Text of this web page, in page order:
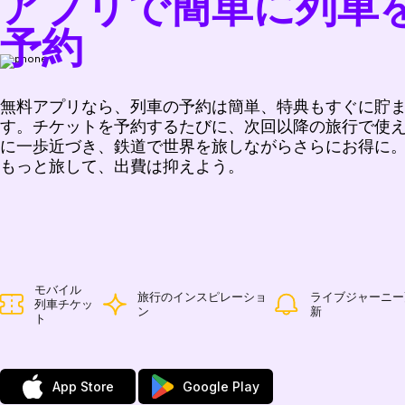
予約
無料アプリなら、列車の予約は簡単、特典もすぐに貯
す。チケットを予約するたびに、次回以降の旅行で使
に一歩近づき、鉄道で世界を旅しながらさらにお得に。
もっと旅して、出費は抑えよう。
モバイル
列車チケッ
ト
旅行のインスピレーショ
ン
ライブジャーニ
新
App Store Google Play